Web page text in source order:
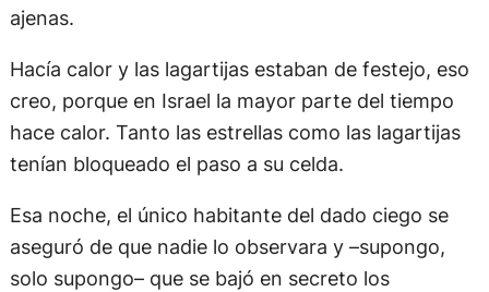
ajenas.
Hacía calor y las lagartijas estaban de festejo, eso
creo, porque en Israel la mayor parte del tiempo
hace calor. Tanto las estrellas como las lagartijas
tenían bloqueado el paso a su celda.
Esa noche, el único habitante del dado ciego se
aseguró de que nadie lo observara y –supongo,
solo supongo– que se bajó en secreto los